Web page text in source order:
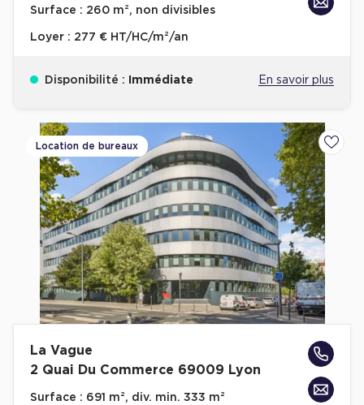
Surface : 260 m², non divisibles
Loyer : 277 € HT/HC/m²/an
Disponibilité : Immédiate En savoir plus
Location de bureaux
La Vague
2 Quai Du Commerce 69009 Lyon
Surface : 691 m², div. min. 333 m²